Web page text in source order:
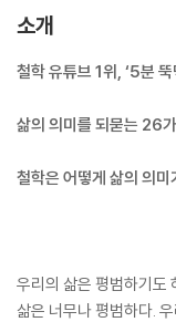
소개
철학 유튜브 1위, ‘5분
삶의 의미를 되묻는 26
철학은 어떻게 삶의 의
우리의 삶은 평범하기도
삶은 너무나 평범하다.